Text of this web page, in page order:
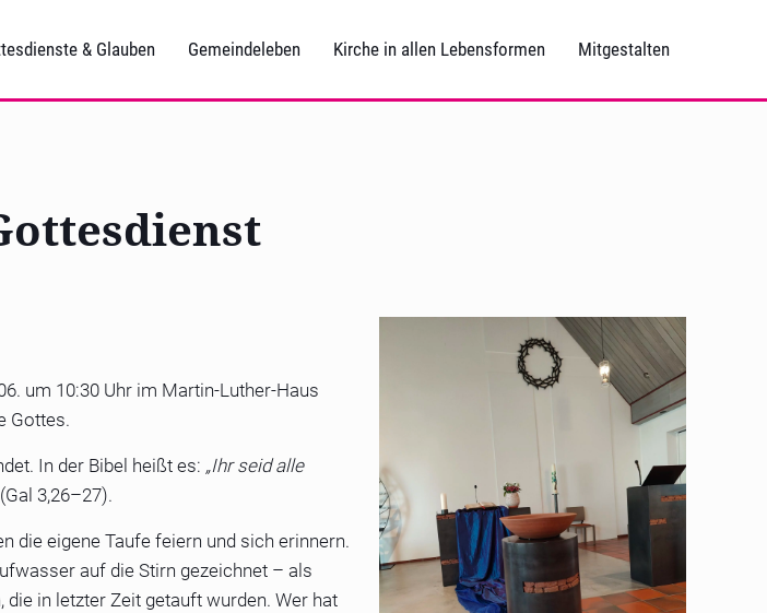
& Glauben Gemeindeleben Kirche in allen Lebensformen Mitgestalten
um 10:30 Uhr im Martin-Luther-Haus
Gottes.
In der Bibel heißt es: „Ihr seid alle
3,26–27).
die eigene Taufe feiern und sich erinnern.
auf die Stirn gezeichnet – als
in letzter Zeit getauft wurden. Wer hat